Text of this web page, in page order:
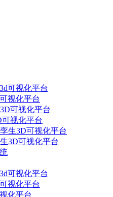
视化平台
视化平台
3D可视化平台
视化平台